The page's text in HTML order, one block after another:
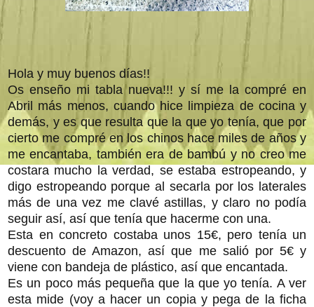
Hola y muy buenos días!!
Os enseño mi tabla nueva!!! y sí me la compré en
Abril más menos, cuando hice limpieza de cocina y
demás, y es que resulta que la que yo tenía, que por
cierto me compré en los chinos hace miles de años y
me encantaba, también era de bambú y no creo me
costara mucho la verdad, se estaba estropeando, y
digo estropeando porque al secarla por los laterales
más de una vez me clavé astillas, y claro no podía
seguir así, así que tenía que hacerme con una.
Esta en concreto costaba unos 15€, pero tenía un
descuento de Amazon, así que me salió por 5€ y
viene con bandeja de plástico, así que encantada.
Es un poco más pequeña que la que yo tenía. A ver
esta mide (voy a hacer un copia y pega de la ficha